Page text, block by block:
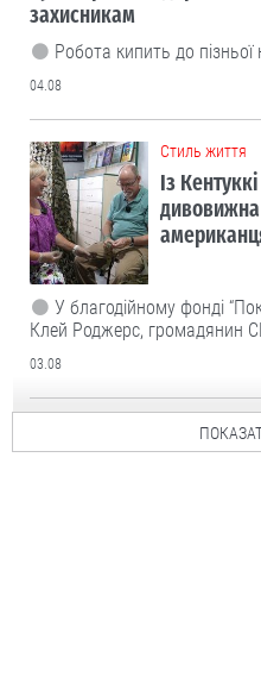
захисникам
Робота кипить до пізньої
04.08
Cтиль життя
Із
дивовижна
У благодійному фонді
Клей Роджерс, громадянин
03.08